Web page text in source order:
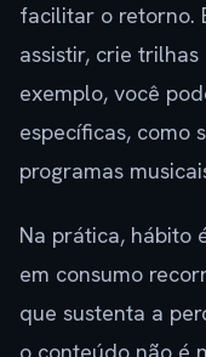
facilitar o retorno.
assistir, crie
exemplo, você
específicas, como
programas
Na prática, hábito
em consumo
que sustenta a